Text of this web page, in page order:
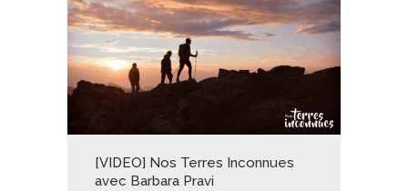
[VIDEO] Nos Terres Inconnues
avec Barbara Pravi